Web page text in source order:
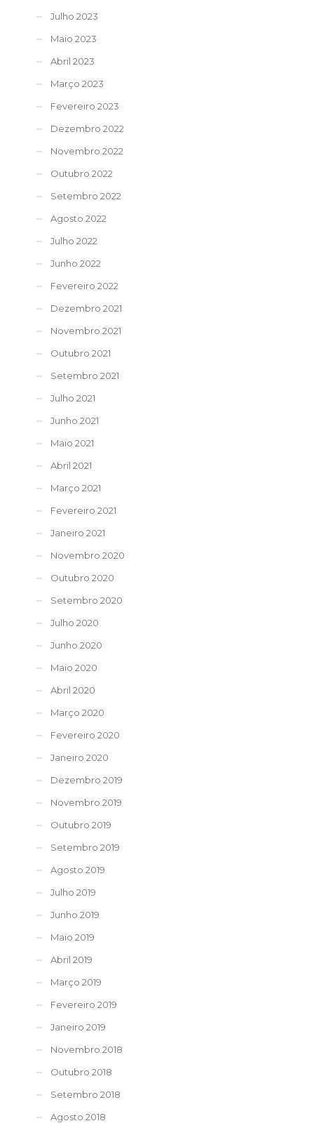
Julho 2023
Maio 2023
Abril 2023
Março 2023
Fevereiro 2023
Dezembro 2022
Novembro 2022
Outubro 2022
Setembro 2022
Agosto 2022
Julho 2022
Junho 2022
Fevereiro 2022
Dezembro 2021
Novembro 2021
Outubro 2021
Setembro 2021
Julho 2021
Junho 2021
Maio 2021
Abril 2021
Março 2021
Fevereiro 2021
Janeiro 2021
Novembro 2020
Outubro 2020
Setembro 2020
Julho 2020
Junho 2020
Maio 2020
Abril 2020
Março 2020
Fevereiro 2020
Janeiro 2020
Dezembro 2019
Novembro 2019
Outubro 2019
Setembro 2019
Agosto 2019
Julho 2019
Junho 2019
Maio 2019
Abril 2019
Março 2019
Fevereiro 2019
Janeiro 2019
Novembro 2018
Outubro 2018
Setembro 2018
Agosto 2018